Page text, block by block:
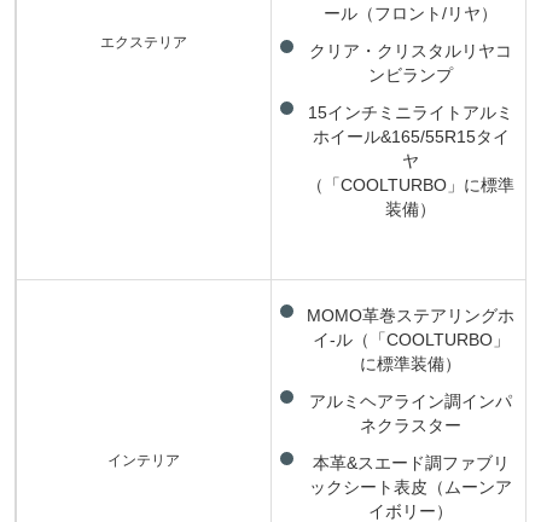
エクステリア
ール（フロント/リヤ）
クリア・クリスタルリヤコ
ンビランプ
15インチミニライトアルミ
ホイール&165/55R15タイ
ヤ
（「COOLTURBO」に標準
装備）
インテリア
MOMO革巻ステアリングホ
イ-ル（「COOLTURBO」
に標準装備）
アルミヘアライン調インパ
ネクラスター
本革&スエード調ファブリ
ックシート表皮（ムーンア
イボリー）